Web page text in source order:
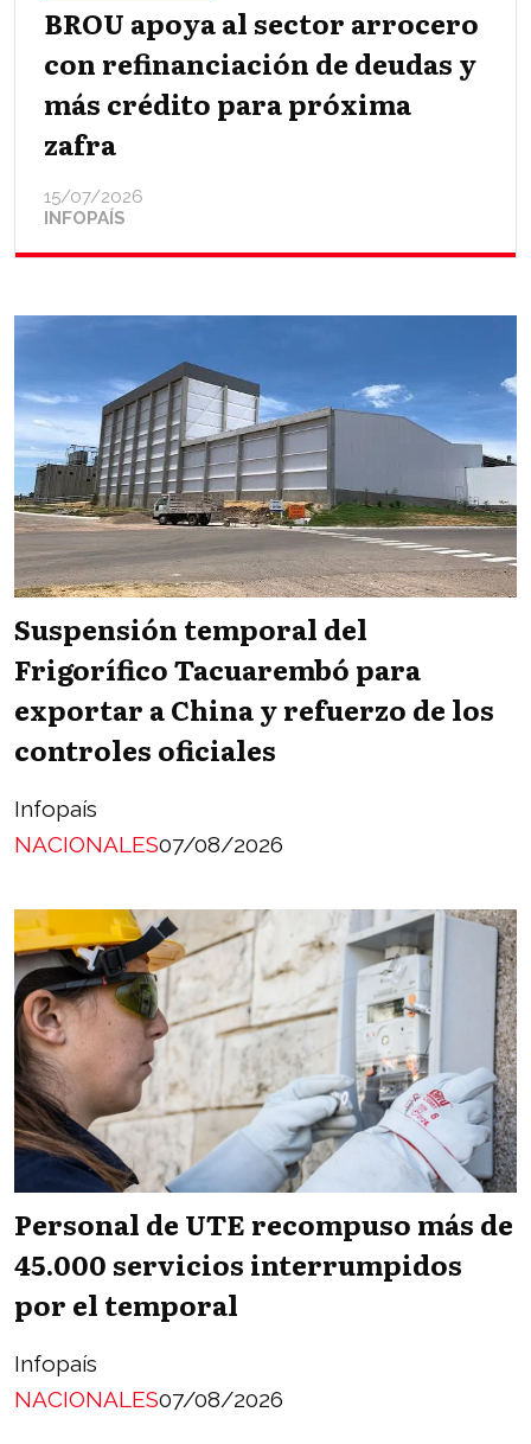
BROU apoya al sector arrocero
con refinanciación de deudas y
más crédito para próxima
zafra
INFOPAÍS
15/07/2026
Suspensión temporal del
Frigorífico Tacuarembó para
exportar a China y refuerzo de los
controles oficiales
Infopaís
NACIONALES07/08/2026
Personal de UTE recompuso más de
45.000 servicios interrumpidos
por el temporal
Infopaís
NACIONALES07/08/2026